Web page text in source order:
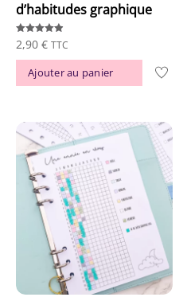
d’habitudes graphique
Note
4.89
sur 5
2,90 € TTC
Ajouter au panier